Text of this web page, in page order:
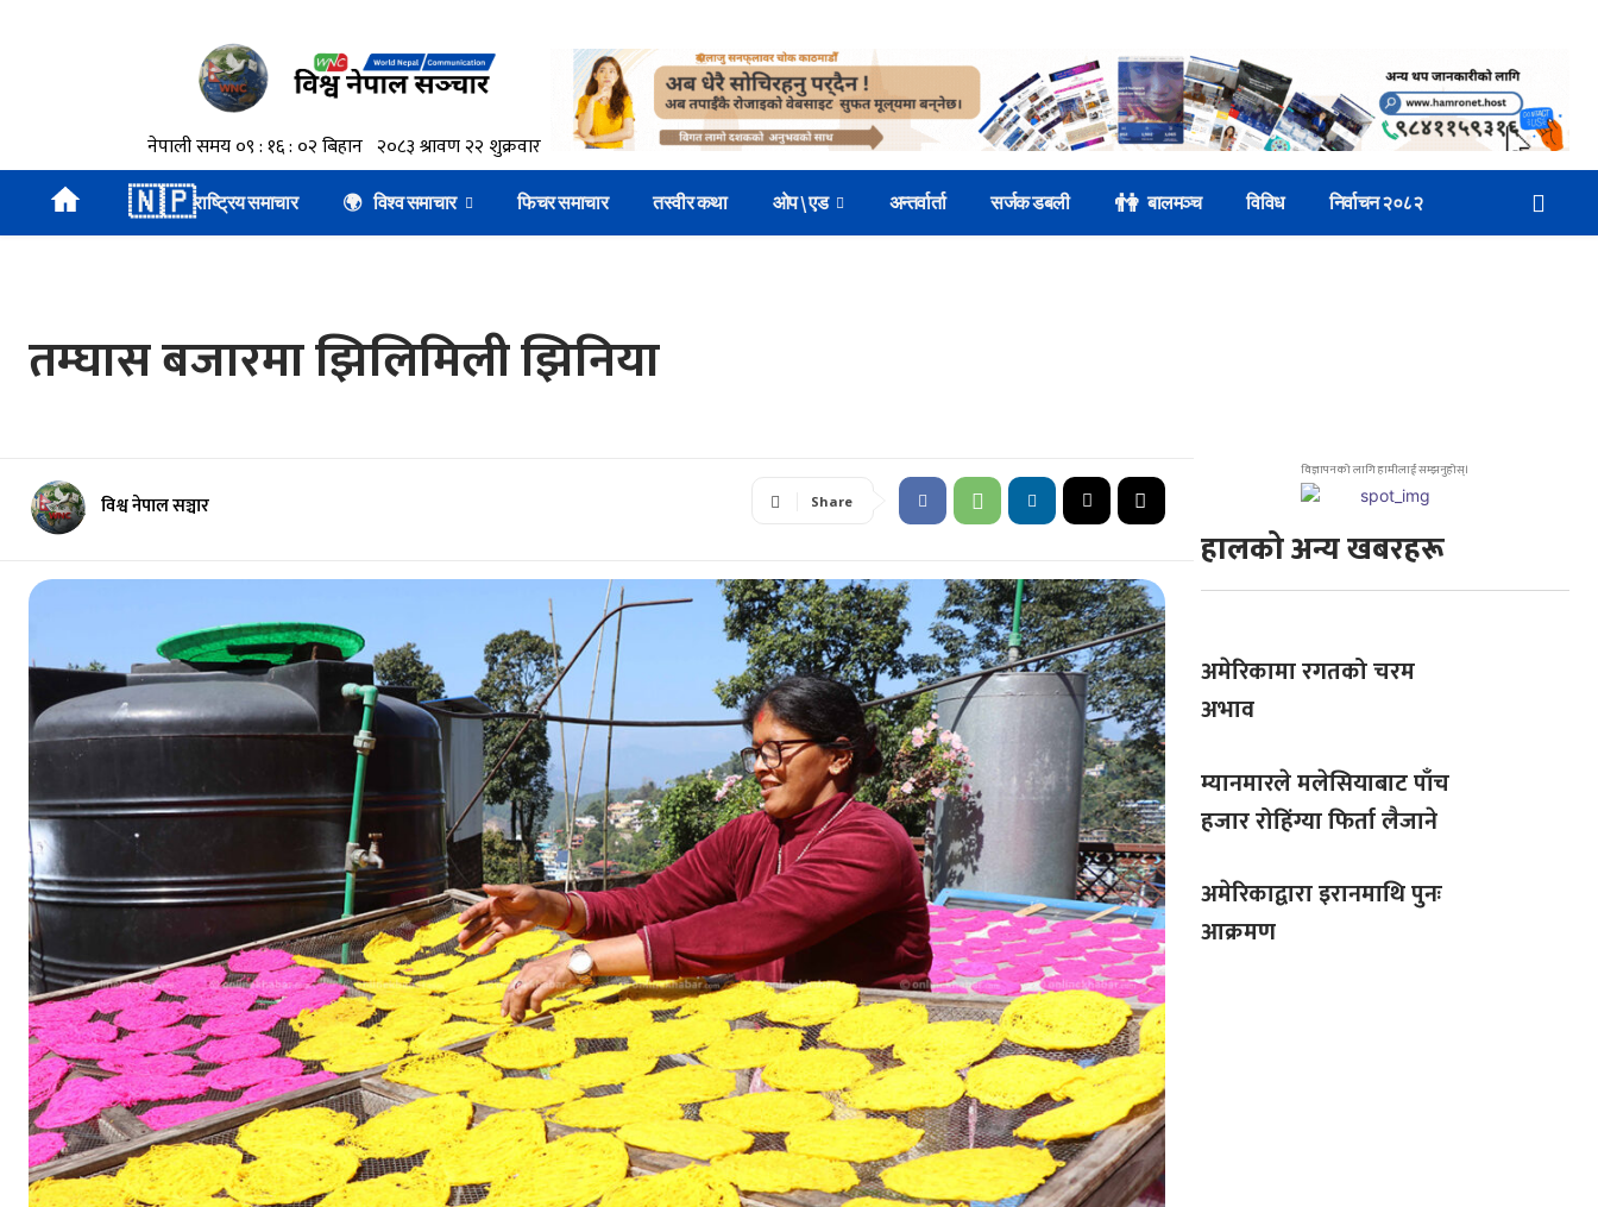
🇳🇵राष्ट्रिय समाचार 🌍 विश्व समाचार फिचर समाचार तस्वीर कथा ओप \ एड अन्तर्वार्ता सर्जक डबली 👫बालमञ्च विविध निर्वाचन २०८२
तम्घास बजारमा झिलिमिली झिनिया
विश्व नेपाल सञ्चार Share
विज्ञापनको लागि हामीलाई सम्झनुहोस्।
हालको अन्य खबरहरू
अमेरिकामा रगतको चरम
अभाव
म्यानमारले मलेसियाबाट पाँच
हजार रोहिंग्या फिर्ता लैजाने
अमेरिकाद्वारा इरानमाथि पुनः
आक्रमण